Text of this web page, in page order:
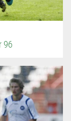
96